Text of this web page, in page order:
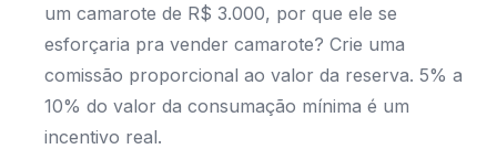
um camarote de R$ 3.000, por que ele se
esforçaria pra vender camarote? Crie uma
comissão proporcional ao valor da reserva. 5% a
10% do valor da consumação mínima é um
incentivo real.